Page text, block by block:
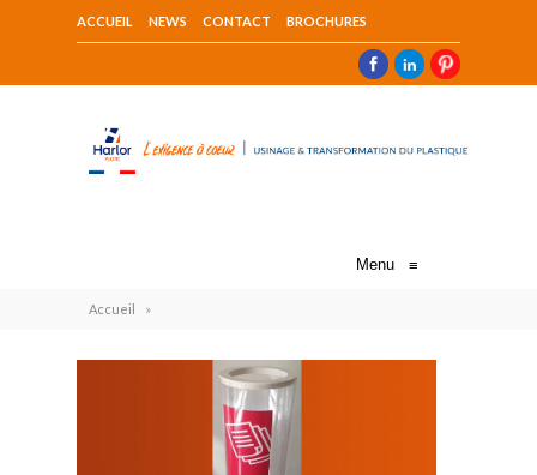
ACCUEIL NEWS CONTACT BROCHURES
Menu ≡
Accueil »